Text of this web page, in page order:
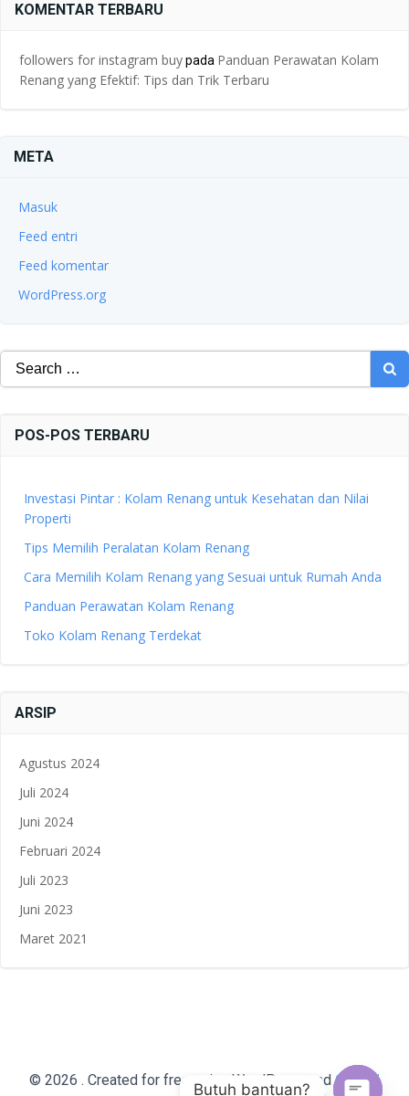
KOMENTAR TERBARU
followers for instagram buypada Panduan Perawatan Kolam
Renang yang Efektif: Tips dan Trik Terbaru
META
Masuk
Feed entri
Feed komentar
WordPress.org
Search
for:
POS-POS TERBARU
Investasi Pintar : Kolam Renang untuk Kesehatan dan Nilai
Properti
Tips Memilih Peralatan Kolam Renang
Cara Memilih Kolam Renang yang Sesuai untuk Rumah Anda
Panduan Perawatan Kolam Renang
Toko Kolam Renang Terdekat
ARSIP
Agustus 2024
Juli 2024
Juni 2024
Februari 2024
Juli 2023
Juni 2023
Maret 2021
© 2026 . Created for free using WordPress andColibri
Butuh bantuan?